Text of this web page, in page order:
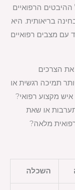
הרפואיים
בריאותית. היא
עם מצבים רפואיים
הצרכים
תמיכה רגשית או
מקצוע רפואי?
או שאת
מלאה?
השכלה